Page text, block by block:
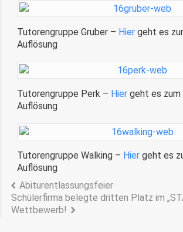
Tutorengruppe Gruber – Hier geht es
Auflösung
Tutorengruppe Perk – Hier geht es zum
Auflösung
Tutorengruppe Walking – Hier geht es
Auflösung
Abiturentlassungsfeier
Schülerfirma belegte dritten Platz im
Wettbewerb!